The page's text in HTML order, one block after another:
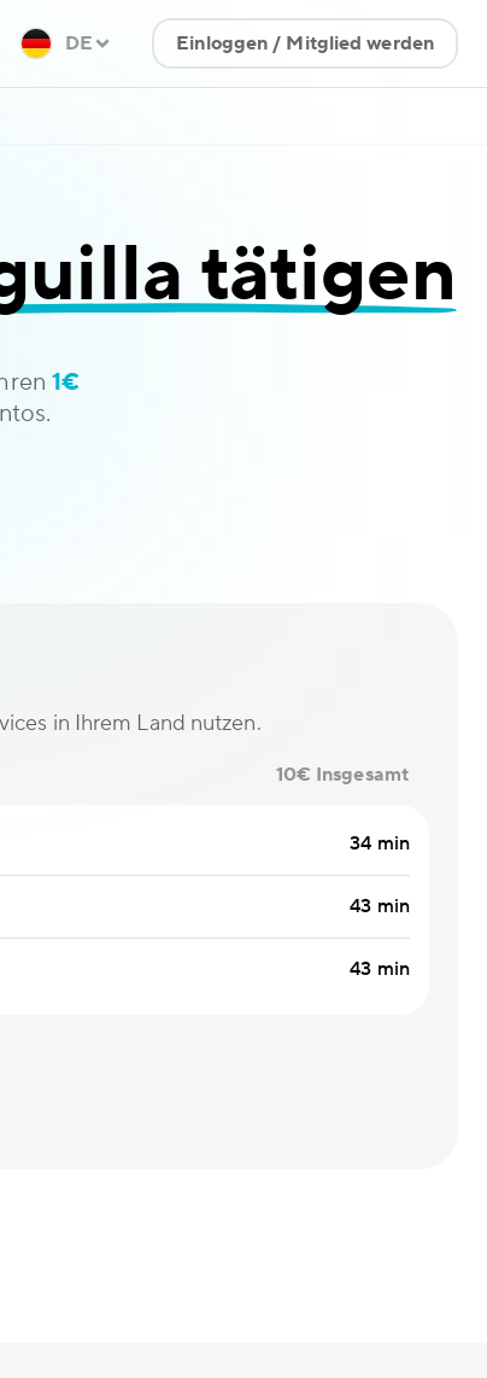
DE Einloggen / Mitglied werden
tätigen
1€
in Ihrem Land nutzen.
10€ Insgesamt
34 min
43 min
43 min